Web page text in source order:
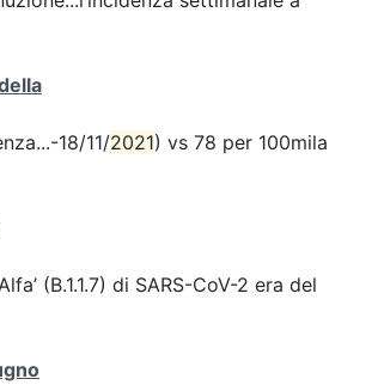
18/11/2021) vs 78 per 100mila
(B.1.1.7) di SARS-CoV-2 era del